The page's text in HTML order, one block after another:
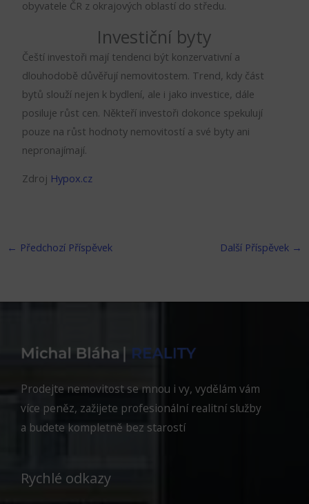
obyvatele ČR z okrajových oblastí do středu.
Investiční byty
Čeští investoři mají tendenci být konzervativní a
dlouhodobě důvěřují nemovitostem. Trend, kdy část
bytů slouží nejen k bydlení, ale i jako investice, dále
posiluje růst cen. Někteří investoři dokonce spekulují
pouze na růst hodnoty nemovitostí a své byty ani
nepronajímají.
Zdroj Hypox.cz
← Předchozí Příspěvek Další Příspěvek →
Prodejte nemovitost se mnou i vy, vydělám vám
více peněz, zažijete profesionální realitní služby
a budete kompletně bez starostí
Rychlé odkazy